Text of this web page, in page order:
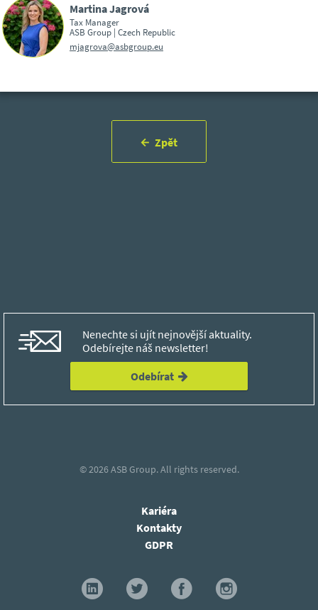
Martina Jagrová
Tax Manager
ASB Group | Czech Republic
mjagrova@asbgroup.eu
Zpět
Nenechte si ujít nejnovější aktuality.
Odebírejte náš newsletter!
Odebírat
© 2026ASB Group.All rights reserved.
Kariéra
Kontakty
GDPR